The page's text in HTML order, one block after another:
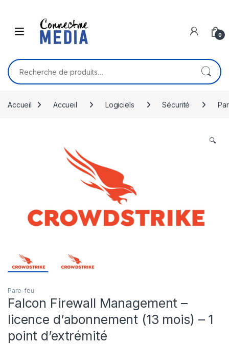
0
Recherche pour :
Accueil Accueil Logiciels Sécurité
🔍
Pare-feu
Falcon Firewall Management –
licence d’abonnement (13 mois) – 1
point d’extrémité